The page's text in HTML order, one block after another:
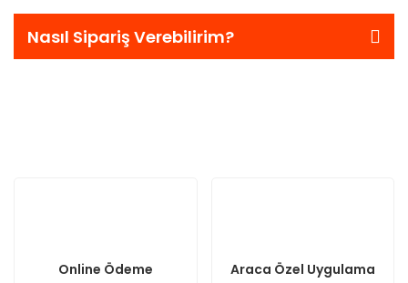
Nasıl Sipariş Verebilirim?
Online Ödeme Araca Özel Uygulama